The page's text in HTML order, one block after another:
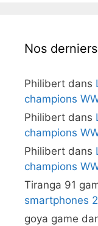
Nos
Philibert dans
champions
Philibert dans
champions
Philibert dans
champions
Tiranga 91
smartphones
goya game